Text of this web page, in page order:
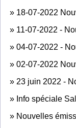
» 18-07-2022
» 11-07-2022 -
» 04-07-2022 -
» 02-07-2022
» 23 juin 2022 -
» Info spéciale
» Nouvelles